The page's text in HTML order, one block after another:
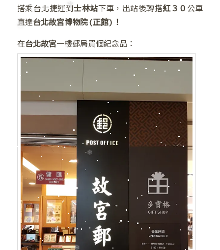
搭乘台北捷運到士林站下車，出站後轉搭紅３０ 公車
直達台北故宮博物院(正館)！
在台北故宮一樓郵局買個紀念品：
❅